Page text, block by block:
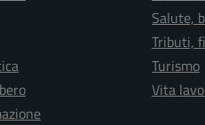
Salute,
Tributi,
Turismo
Vita